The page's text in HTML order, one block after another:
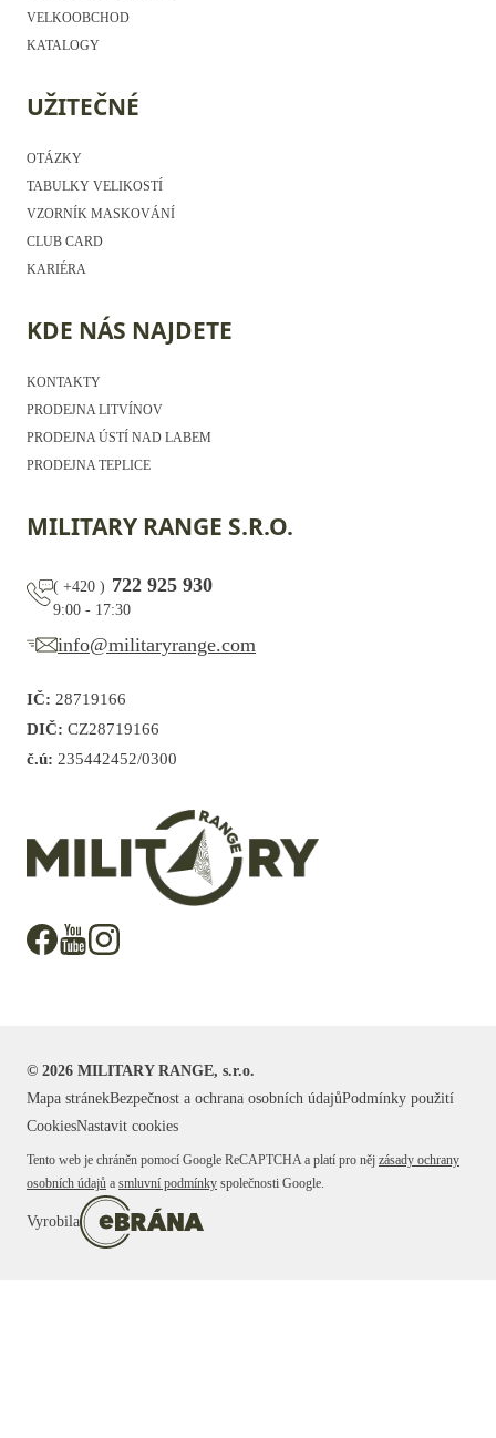
VELKOOBCHOD
KATALOGY
UŽITEČNÉ
OTÁZKY
TABULKY VELIKOSTÍ
VZORNÍK MASKOVÁNÍ
CLUB CARD
KARIÉRA
KDE NÁS NAJDETE
KONTAKTY
PRODEJNA LITVÍNOV
PRODEJNA ÚSTÍ NAD LABEM
PRODEJNA TEPLICE
MILITARY RANGE S.R.O.
( +420 ) 722 925 930
9:00 - 17:30
info@militaryrange.com
IČ: 28719166
DIČ: CZ28719166
č.ú: 235442452/0300
© 2026 MILITARY RANGE, s.r.o.
Mapa stránekBezpečnost a ochrana osobních údajůPodmínky použití
CookiesNastavit cookies
Tento web je chráněn pomocí Google ReCAPTCHA a platí pro něj zásady ochrany
osobních údajů a smluvní podmínky společnosti Google.
Vyrobila